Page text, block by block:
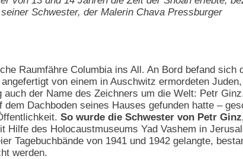
Schwester, der Malerin Chava Pressburger
Raumfähre Columbia ins All. An Bord befand
von einem in Auschwitz ermordeten
der Name des Zeichners um die Welt: Petr
Dachboden seines Hauses gefunden hatte –
So wurde die Schwester von Petr
Hilfe des Holocaustmuseums Yad Vashem in
Tagebuchbände von 1941 und 1942 gelangte,
werden.